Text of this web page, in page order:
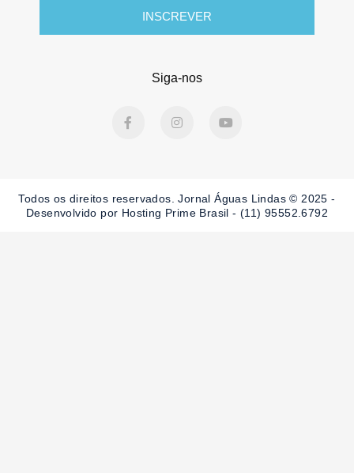
INSCREVER
Siga-nos
a
k
-
n
a
m
o
Todos os direitos reservados. Jornal Águas Lindas © 2025 -
Desenvolvido por Hosting Prime Brasil - (11) 95552.6792